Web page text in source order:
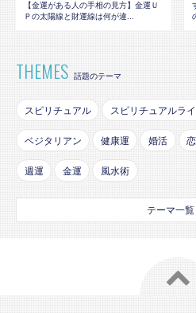
【金運がある人の手相の見方】金運Ｕ
Ｐの太陽線と財運線は何が違...
THEMES 話題のテーマ
スピリチュアル スピリチュアルラ
ベジタリアン 健康運 婚活
週運 金運 風水術
テーマ一覧